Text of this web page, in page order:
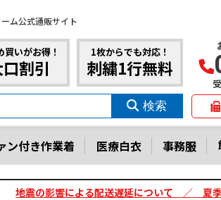
ム公式通販サイト
買いがお得！
割引
1枚からでも対応！
刺繍1行無料
ン付き作業着 医療白衣 事務服
地震の影響による配送遅延について ／ 夏